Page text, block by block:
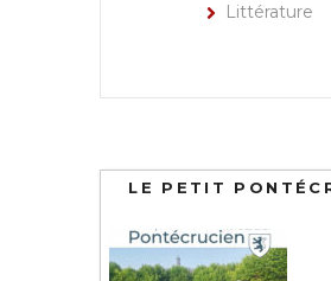
Littérature
LE PETIT